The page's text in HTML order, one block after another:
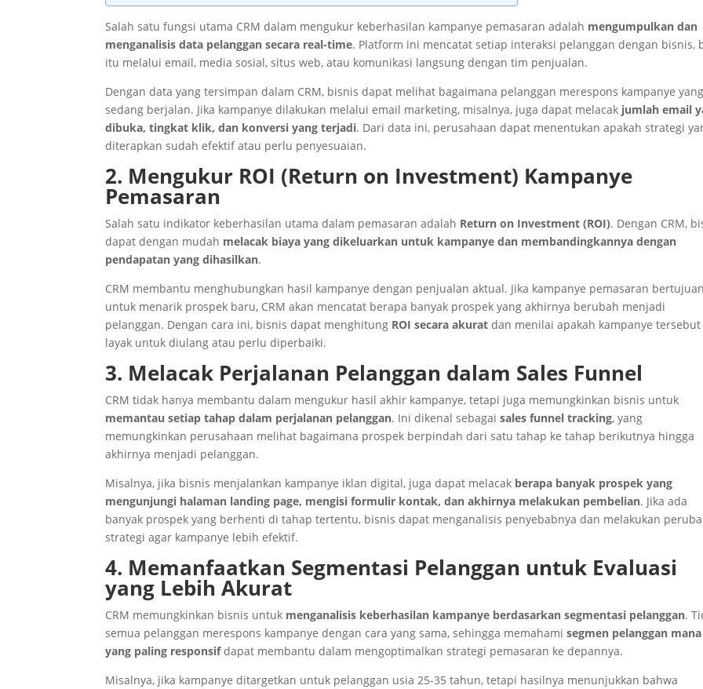
Salah satu fungsi utama CRM dalam mengukur keberhasilan kampanye pemasaran adalah mengumpulkan dan
menganalisis data pelanggan secara real-time. Platform ini mencatat setiap interaksi pelanggan dengan bisnis,
itu melalui email, media sosial, situs web, atau komunikasi langsung dengan tim penjualan.
Dengan data yang tersimpan dalam CRM, bisnis dapat melihat bagaimana pelanggan merespons kampanye yang
sedang berjalan. Jika kampanye dilakukan melalui email marketing, misalnya, juga dapat melacak jumlah email
dibuka, tingkat klik, dan konversi yang terjadi. Dari data ini, perusahaan dapat menentukan apakah strategi
diterapkan sudah efektif atau perlu penyesuaian.
2. Mengukur ROI (Return on Investment) Kampanye
Pemasaran
Salah satu indikator keberhasilan utama dalam pemasaran adalah Return on Investment (ROI). Dengan CRM,
dapat dengan mudah melacak biaya yang dikeluarkan untuk kampanye dan membandingkannya dengan
pendapatan yang dihasilkan.
CRM membantu menghubungkan hasil kampanye dengan penjualan aktual. Jika kampanye pemasaran bertujuan
untuk menarik prospek baru, CRM akan mencatat berapa banyak prospek yang akhirnya berubah menjadi
pelanggan. Dengan cara ini, bisnis dapat menghitung ROI secara akurat dan menilai apakah kampanye tersebut
layak untuk diulang atau perlu diperbaiki.
3. Melacak Perjalanan Pelanggan dalam Sales Funnel
CRM tidak hanya membantu dalam mengukur hasil akhir kampanye, tetapi juga memungkinkan bisnis untuk
memantau setiap tahap dalam perjalanan pelanggan. Ini dikenal sebagaisales funnel tracking, yang
memungkinkan perusahaan melihat bagaimana prospek berpindah dari satu tahap ke tahap berikutnya hingga
akhirnya menjadi pelanggan.
Misalnya, jika bisnis menjalankan kampanye iklan digital, juga dapat melacak berapa banyak prospek yang
mengunjungi halaman landing page, mengisi formulir kontak, dan akhirnya melakukan pembelian. Jika ada
banyak prospek yang berhenti di tahap tertentu, bisnis dapat menganalisis penyebabnya dan melakukan
strategi agar kampanye lebih efektif.
4. Memanfaatkan Segmentasi Pelanggan untuk Evaluasi
yang Lebih Akurat
CRM memungkinkan bisnis untuk menganalisis keberhasilan kampanye berdasarkan segmentasi pelanggan.
semua pelanggan merespons kampanye dengan cara yang sama, sehingga memahamisegmen pelanggan mana
yang paling responsifdapat membantu dalam mengoptimalkan strategi pemasaran ke depannya.
Misalnya, jika kampanye ditargetkan untuk pelanggan usia 25-35 tahun, tetapi hasilnya menunjukkan bahwa